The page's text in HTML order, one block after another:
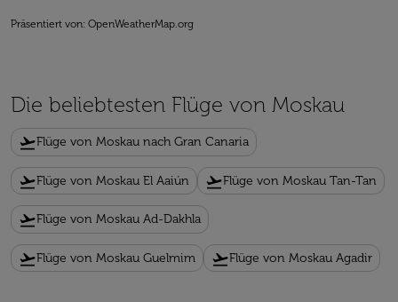
Präsentiert von: OpenWeatherMap.org
Die beliebtesten Flüge von Moskau
flight_takeoffFlüge von Moskau nach Gran Canaria
flight_takeoffFlüge von Moskau El Aaiún flight_takeoffFlüge von Moskau Tan-Tan
flight_takeoffFlüge von Moskau Ad-Dakhla
flight_takeoffFlüge von Moskau Guelmim flight_takeoffFlüge von Moskau Agadir